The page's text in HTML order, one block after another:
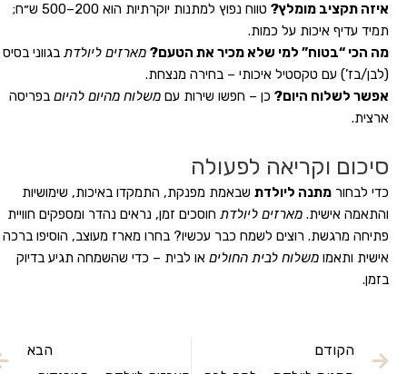
איזה תקציב מומלץ?
טווח נפוץ למתנות יוקרתיות הוא 200–500 ש״ח;
תמיד עדיף איכות על כמות.
מה הכי “בטוח” למי שלא מכיר את הטעם? מארזים ליולדתבגווני בסיס
(לבן/בז’) עם טקסטיל איכותי – בחירה מנצחת.
אפשר לשלוח היום?כן – חפשו שירות עםמשלוח מהיום להיוםבפריסה
ארצית.
סיכום וקריאה לפעולה
כדי לבחורמתנה ליולדתשבאמת מפנקת, התמקדו באיכות, שימושיות
והתאמה אישית.מארזים ליולדתחוסכים זמן, נראים נהדר ומספקים חוויית
פתיחה מרגשת. רוצים לשמח כבר עכשיו? בחרו מארז מעוצב, הוסיפו ברכה
אישית ותאמומשלוח לבית החוליםאו לבית – כדי שהשמחה תגיע בדיוק
בזמן.
הקודם
הבא